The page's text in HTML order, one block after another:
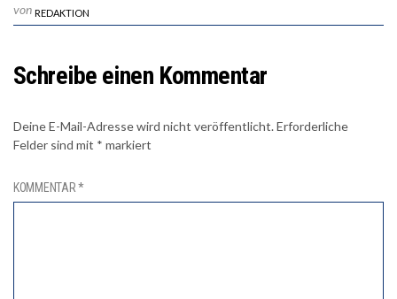
von REDAKTION
Schreibe einen Kommentar
Deine E-Mail-Adresse wird nicht veröffentlicht.Erforderliche
Felder sind mit * markiert
KOMMENTAR*